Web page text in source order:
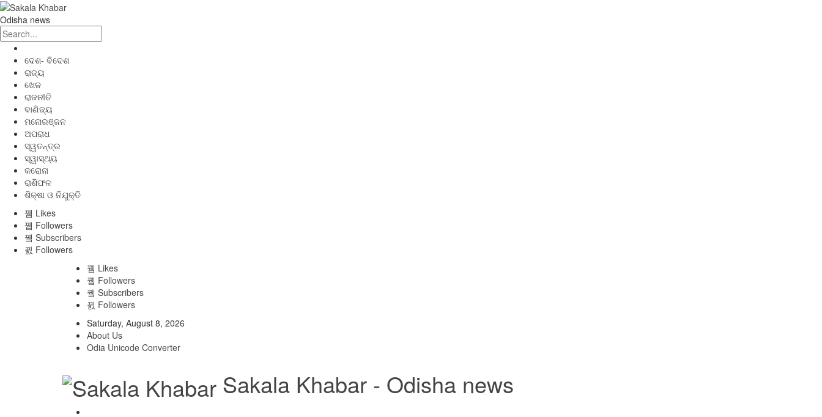
Odisha news
ଦେଶ- ବିଦେଶ
ରାଜ୍ୟ
ଖେଳ
ରାଜନୀତି
ବାଣିଜ୍ୟ
ମନୋରଞ୍ଜନ
ଅପରାଧ
ସ୍ୱତନ୍ତ୍ର
ସ୍ୱାସ୍ଥ୍ୟ
କରୋନା
ରାଶିଫଳ
ଶିକ୍ଷା ଓ ନିଯୁକ୍ତି
Likes
Followers
Subscribers
Followers
Likes
Followers
Subscribers
Followers
Saturday, August 8, 2026
About Us
Odia Unicode Converter
Sakala Khabar - Odisha news